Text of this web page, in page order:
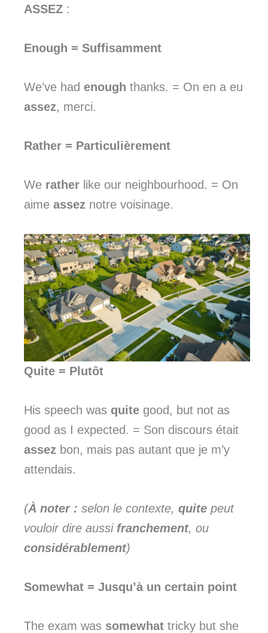
ASSEZ :
Enough = Suffisamment
We’ve had enough thanks. = On en a eu
assez, merci.
Rather = Particulièrement
We rather like our neighbourhood. = On
aime assez notre voisinage.
Quite = Plutôt
His speech was quite good, but not as
good as I expected. = Son discours était
assez bon, mais pas autant que je m’y
attendais.
(À noter : selon le contexte, quite peut
vouloir dire aussi franchement, ou
considérablement)
Somewhat = Jusqu’à un certain point
The exam was somewhat tricky but she